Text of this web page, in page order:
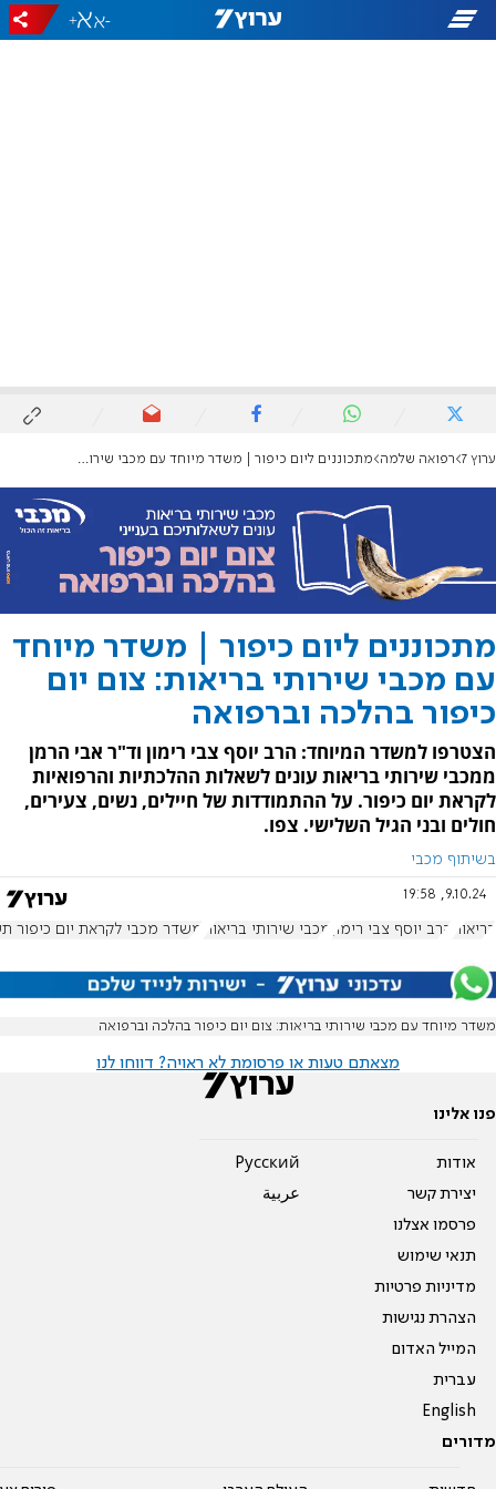
-
+
ערוץ 7 רפואה שלמה מתכוננים ליום כיפור | משדר מיוחד עם מכבי שירותי בריאות: צום יום כיפור בהלכה וברפואה
מתכוננים ליום כיפור | משדר מיוחד
עם מכבי שירותי בריאות: צום יום
כיפור בהלכה וברפואה
הצטרפו למשדר המיוחד: הרב יוסף צבי רימון וד"ר אבי הרמן
ממכבי שירותי בריאות עונים לשאלות ההלכתיות והרפואיות
לקראת יום כיפור. על ההתמודדות של חיילים, נשים, צעירים,
חולים ובני הגיל השלישי. צפו.
בשיתוף מכבי
9.10.24, 19:58
בריאות הרב יוסף צבי רימון מכבי שירותי בריאות משדר מכבי לקראת יום כיפור
משדר מיוחד עם מכבי שירותי בריאות: צום יום כיפור בהלכה וברפואה
מצאתם טעות או פרסומת לא ראויה? דווחו לנו
פנו אלינו
אודות
יצירת קשר
פרסמו אצלנו
תנאי שימוש
מדיניות פרטיות
הצהרת נגישות
המייל האדום
עברית
English
Pусский
عربية
מדורים